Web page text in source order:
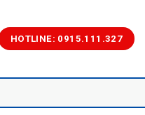
HOTLINE: 0915.111.327